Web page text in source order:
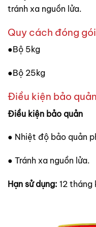
tránh xa nguồn lửa.
Quy cách đóng
●Bộ 5kg
●Bộ 25kg
Điều kiện bảo
Điều kiện bảo quản
● Nhiệt độ bảo quản
● Tránh xa nguồn lửa.
Hạn sử dụng: 12 tháng